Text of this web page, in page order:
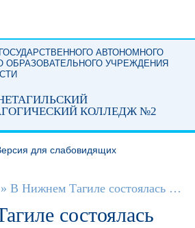
АВТОНОМНОГО
ОБРАЗОВАТЕЛЬНОГО УЧРЕЖДЕНИЯ
КОЛЛЕДЖ №2
для слабовидящих
» В Нижнем Тагиле состоялась конференция...
состоялась